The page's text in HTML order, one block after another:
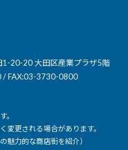
1-20-20 大田区産業プラザ5階
/ FAX:03-3730-0800
。
変更される場合があります。
魅力的な商店街を紹介）